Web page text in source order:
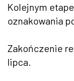
Kolejnym
oznakowania
Zakończenie
lipca.